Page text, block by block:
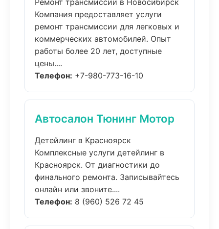
Ремонт трансмиссии в Новосибирск
Компания предоставляет услуги
ремонт трансмиссии для легковых и
коммерческих автомобилей. Опыт
работы более 20 лет, доступные
цены....
Телефон: +7-980-773-16-10
Автосалон Тюнинг Мотор
Детейлинг в Красноярск
Комплексные услуги детейлинг в
Красноярск. От диагностики до
финального ремонта. Записывайтесь
онлайн или звоните....
Телефон: 8 (960) 526 72 45